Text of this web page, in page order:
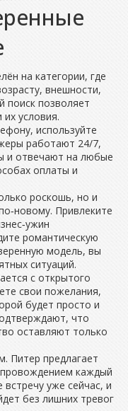
на категории, где
внешности,
поиск позволяет
условия.
используйте
работают 24/7,
и отвечают на любые
оплаты и
роскошь, но и
Привлеките
романтическую
модель, вы
ситуаций.
с открытого
свои пожелания,
будет просто и
что
оставляют только
Питер предлагает
каждый
уже сейчас, и
без лишних тревог